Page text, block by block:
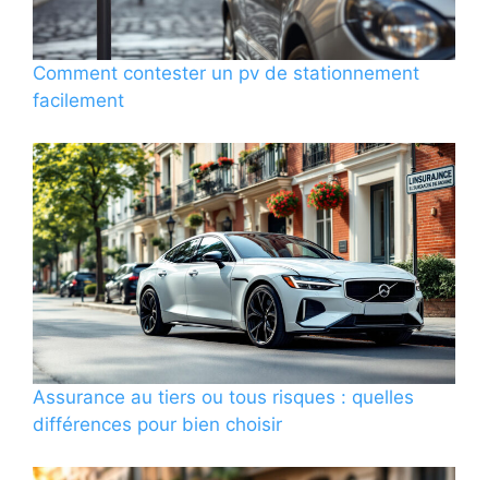
Comment contester un pv de stationnement
facilement
Assurance au tiers ou tous risques : quelles
différences pour bien choisir